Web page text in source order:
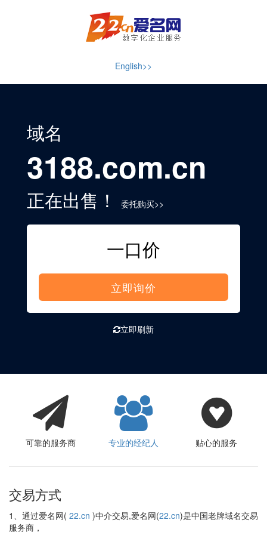
English>>
域名
3188.com.cn
正在出售！ 委托购买>>
一口价
立即询价
立即刷新
可靠的服务商 专业的经纪人 贴心的服务
交易方式
1、通过爱名网( 22.cn )中介交易,爱名网(22.cn)是中国老牌域名交易
服务商，